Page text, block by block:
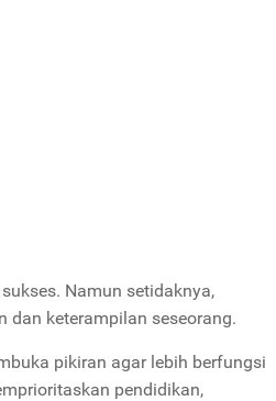
Namun setidaknya,
dan keterampilan seseorang.
pikiran agar lebih berfungsi
pendidikan,